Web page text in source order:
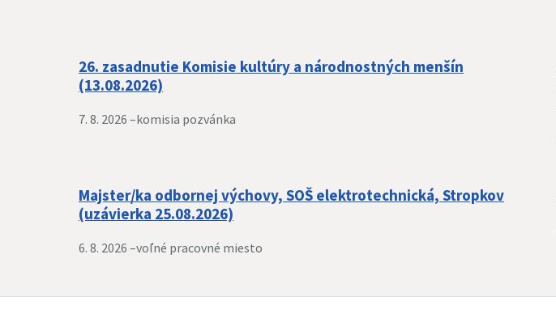
26. zasadnutie Komisie kultúry a národnostných menšín
(13.08.2026)
7. 8. 2026 –komisia pozvánka
Majster/ka odbornej výchovy, SOŠ elektrotechnická, Stropkov
(uzávierka 25.08.2026)
6. 8. 2026 –voľné pracovné miesto